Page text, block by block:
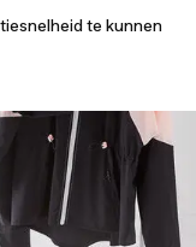
te kunnen